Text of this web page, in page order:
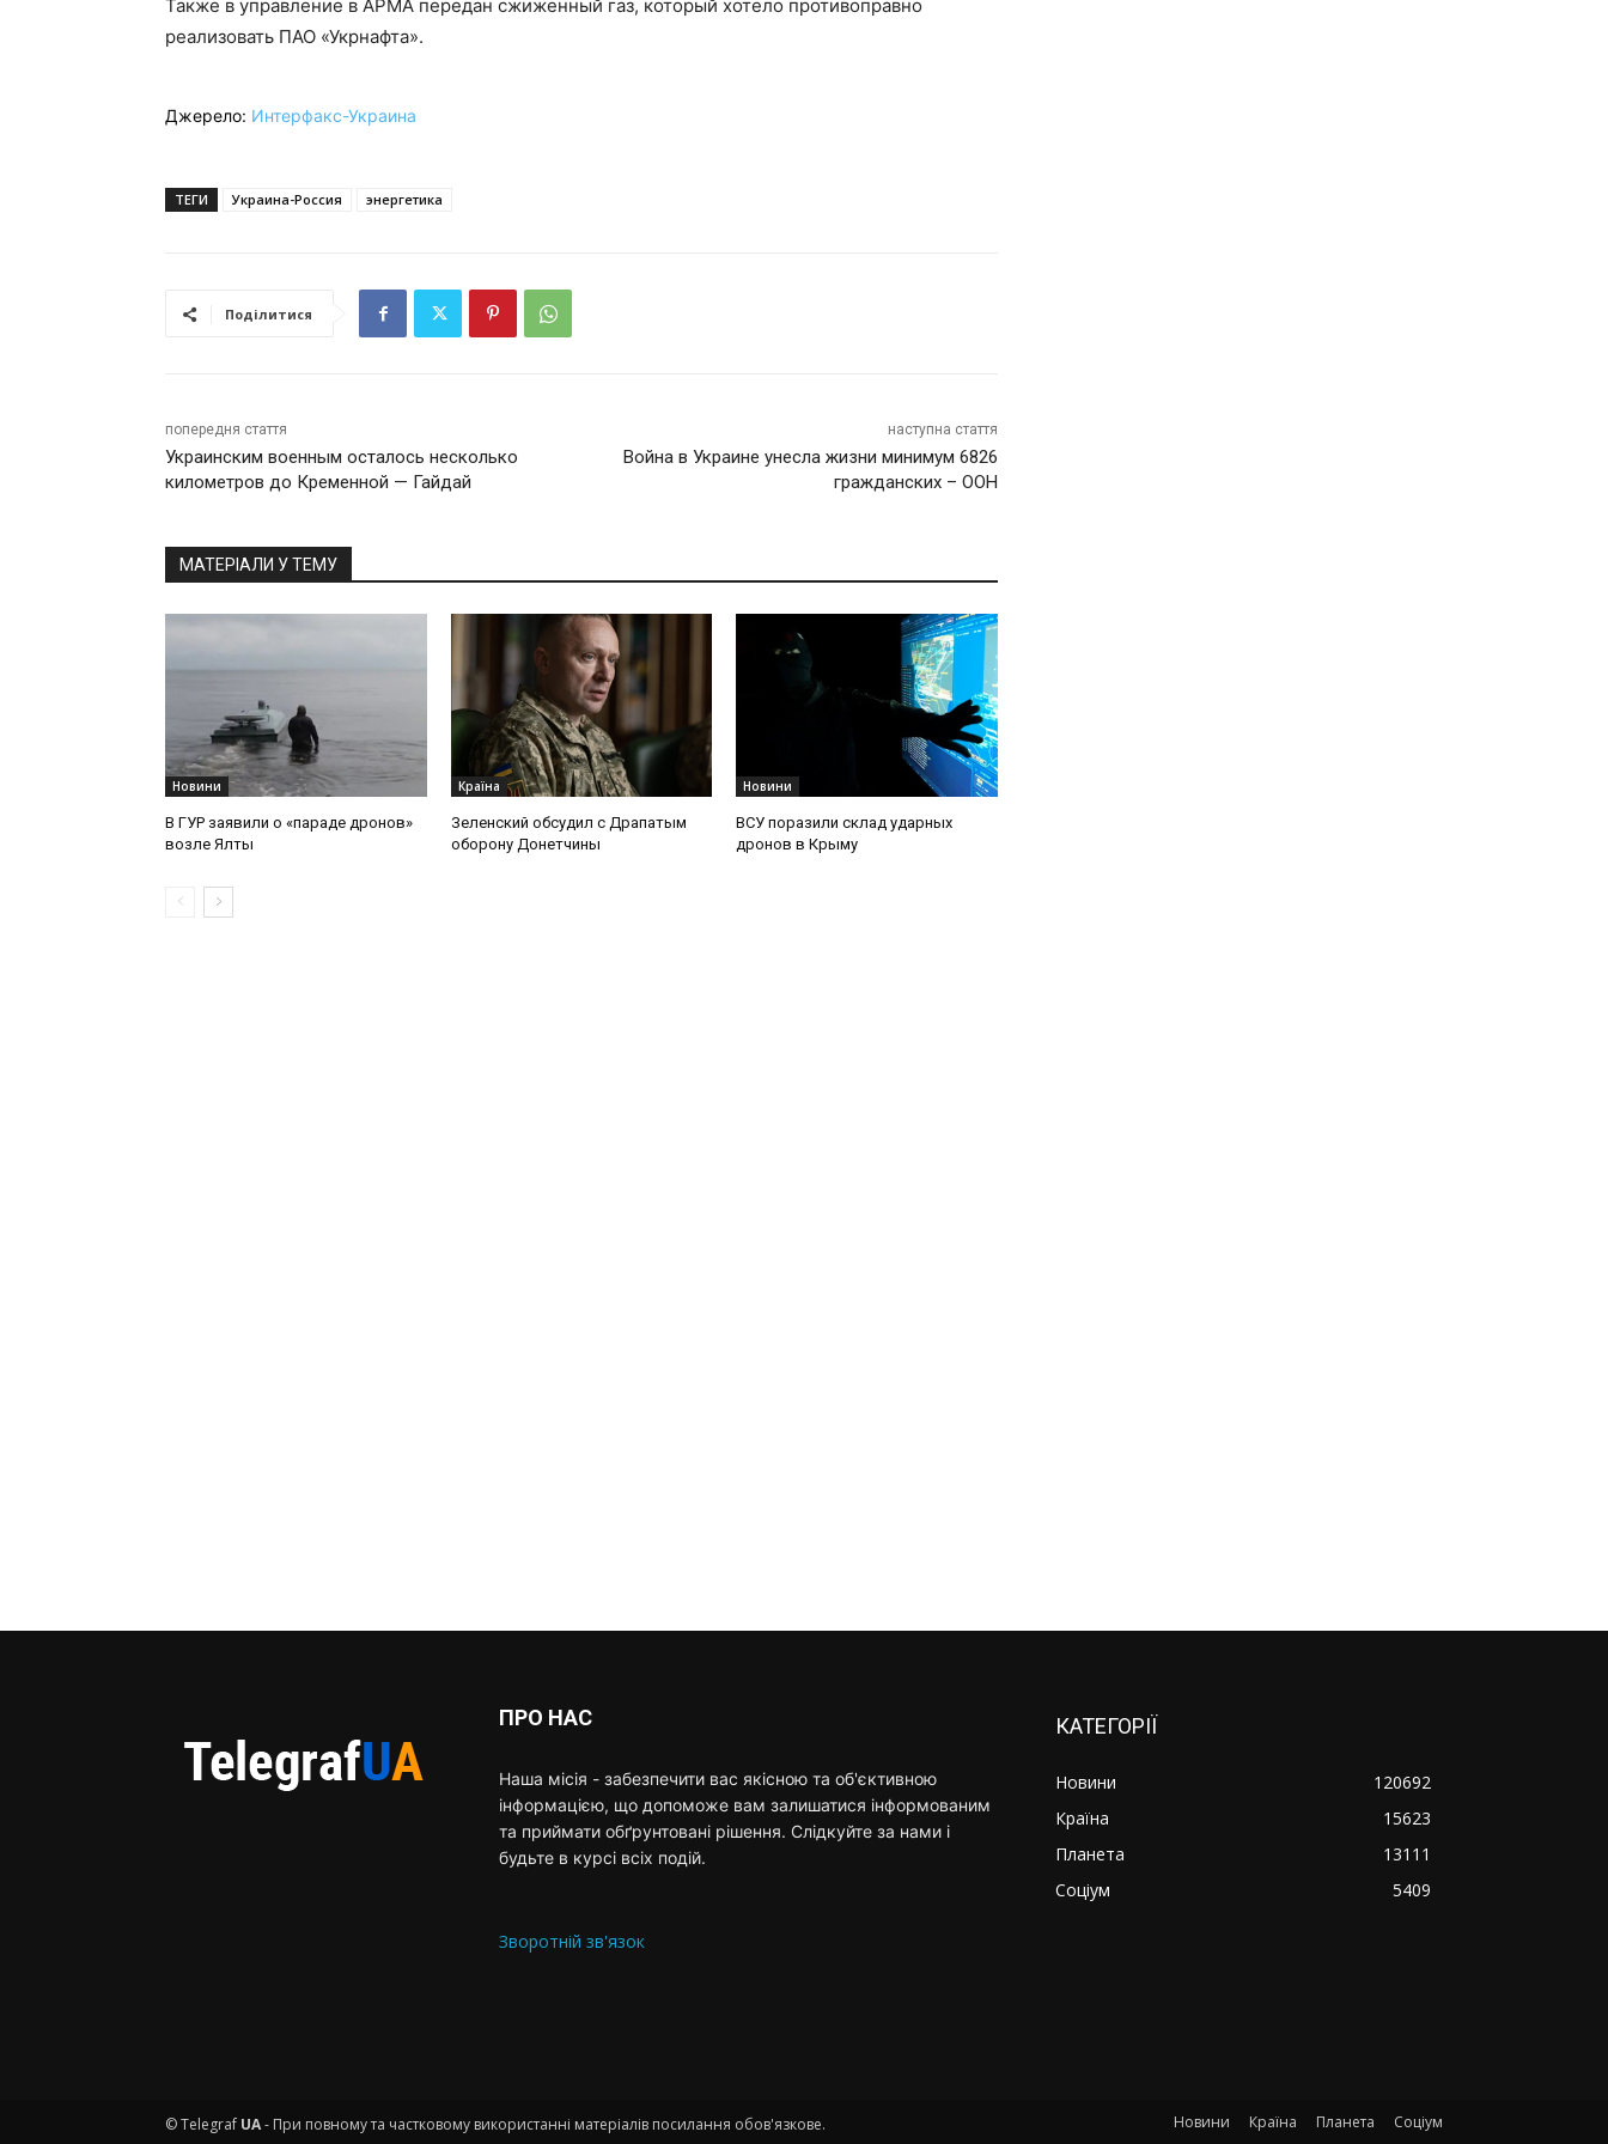
Также в управление в АРМА передан сжиженный газ, который хотело противоправно
реализовать ПАО «Укрнафта».
Джерело: Интерфакс-Украина
ТЕГИ Украина-Россия энергетика
Поділитися
попередня стаття
Украинским военным осталось несколько
километров до Кременной — Гайдай
наступна стаття
Война в Украине унесла жизни минимум 6826
гражданских – ООН
МАТЕРІАЛИ У ТЕМУ
Новини
В ГУР заявили о «параде дронов»
возле Ялты
Країна
Зеленский обсудил с Драпатым
оборону Донетчины
Новини
ВСУ поразили склад ударных
дронов в Крыму
ПРО НАС
Наша місія - забезпечити вас якісною та об'єктивною
інформацією, що допоможе вам залишатися інформованим
та приймати обґрунтовані рішення. Слідкуйте за нами і
будьте в курсі всіх подій.
Зворотній зв'язок
КАТЕГОРІЇ
Новини
120692
Країна
15623
Планета
13111
Соціум
5409
© Telegraf UA- При повному та частковому використанні матеріалів посилання обов'язкове. Новини Країна Планета Соціум